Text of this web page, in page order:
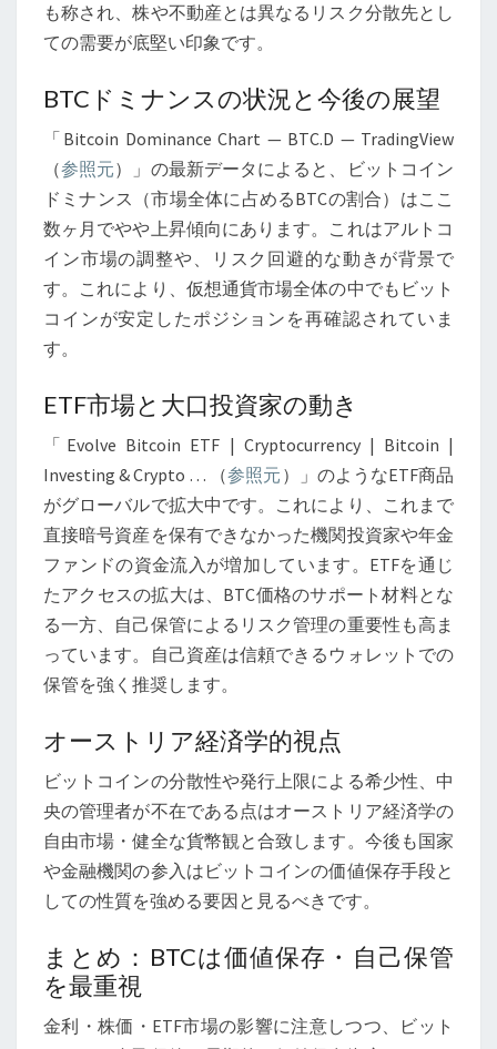
報
も称され、株や不動産とは異なるリスク分散先とし
ての需要が底堅い印象です。
BTCドミナンスの状況と今後の展望
「Bitcoin Dominance Chart — BTC.D — TradingView
（参照元）」の最新データによると、ビットコイン
ドミナンス（市場全体に占めるBTCの割合）はここ
数ヶ月でやや上昇傾向にあります。これはアルトコ
イン市場の調整や、リスク回避的な動きが背景で
す。これにより、仮想通貨市場全体の中でもビット
コインが安定したポジションを再確認されていま
す。
ETF市場と大口投資家の動き
「Evolve Bitcoin ETF | Cryptocurrency | Bitcoin |
Investing & Crypto … （参照元 ）」のようなETF商品
がグローバルで拡大中です。これにより、これまで
直接暗号資産を保有できなかった機関投資家や年金
ファンドの資金流入が増加しています。ETFを通じ
たアクセスの拡大は、BTC価格のサポート材料とな
る一方、自己保管によるリスク管理の重要性も高ま
っています。自己資産は信頼できるウォレットでの
保管を強く推奨します。
オーストリア経済学的視点
ビットコインの分散性や発行上限による希少性、中
央の管理者が不在である点はオーストリア経済学の
自由市場・健全な貨幣観と合致します。今後も国家
や金融機関の参入はビットコインの価値保存手段と
しての性質を強める要因と見るべきです。
まとめ：BTCは価値保存・自己保管
を最重視
金利・株価・ETF市場の影響に注意しつつ、ビット